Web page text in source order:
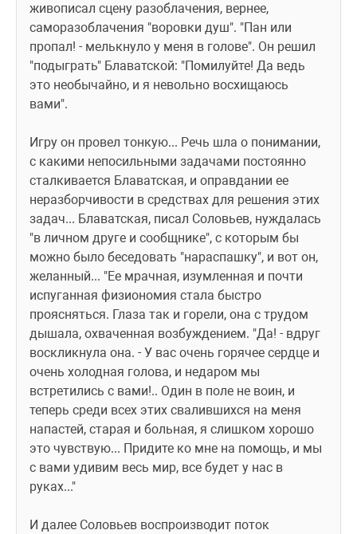
живописал сцену разоблачения, вернее,
саморазоблачения "воровки душ". "Пан или
пропал! - мелькнуло у меня в голове". Он решил
"подыграть" Блаватской: "Помилуйте! Да ведь
это необычайно, и я невольно восхищаюсь
вами".
Игру он провел тонкую... Речь шла о понимании,
с какими непосильными задачами постоянно
сталкивается Блаватская, и оправдании ее
неразборчивости в средствах для решения этих
задач... Блаватская, писал Соловьев, нуждалась
"в личном друге и сообщнике", с которым бы
можно было беседовать "нараспашку", и вот он,
желанный... "Ее мрачная, изумленная и почти
испуганная физиономия стала быстро
проясняться. Глаза так и горели, она с трудом
дышала, охваченная возбуждением. "Да! - вдруг
воскликнула она. - У вас очень горячее сердце и
очень холодная голова, и недаром мы
встретились с вами!.. Один в поле не воин, и
теперь среди всех этих свалившихся на меня
напастей, старая и больная, я слишком хорошо
это чувствую... Придите ко мне на помощь, и мы
с вами удивим весь мир, все будет у нас в
руках..."
И далее Соловьев воспроизводит поток